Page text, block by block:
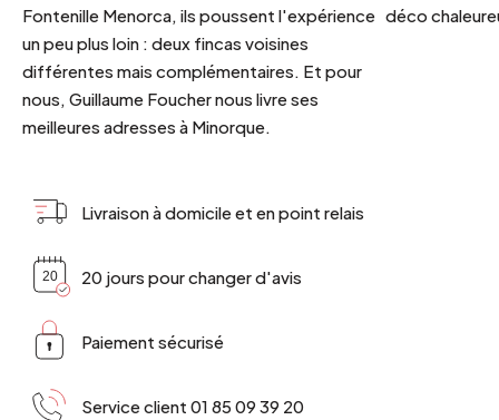
Fontenille Menorca, ils poussent l'expérience
un peu plus loin : deux fincas voisines
différentes mais complémentaires. Et pour
nous, Guillaume Foucher nous livre ses
meilleures adresses à Minorque.
déco
Livraison à domicile et en point relais
20 jours pour changer d'avis
Paiement sécurisé
Service client 01 85 09 39 20